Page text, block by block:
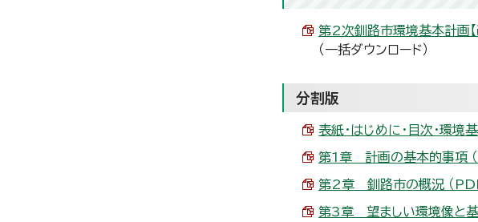
第2次釧路市環境基本計画
（一括ダウンロード）
分割版
表紙・はじめに・目次・環
第1章 計画の基本的事項
第2章 釧路市の概況 （
第3章 望ましい環境像と